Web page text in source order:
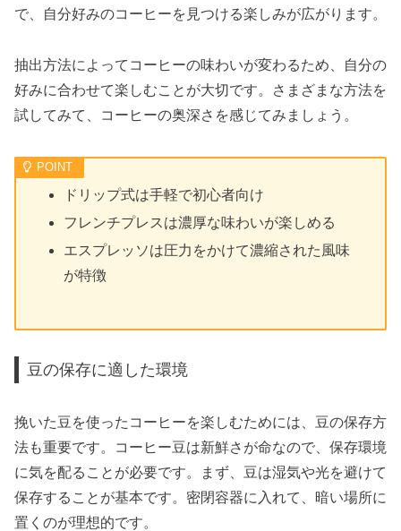
で、自分好みのコーヒーを見つける楽しみが広がります。
抽出方法によってコーヒーの味わいが変わるため、自分の
好みに合わせて楽しむことが大切です。さまざまな方法を
試してみて、コーヒーの奥深さを感じてみましょう。
ドリップ式は手軽で初心者向け
フレンチプレスは濃厚な味わいが楽しめる
エスプレッソは圧力をかけて濃縮された風味
が特徴
豆の保存に適した環境
挽いた豆を使ったコーヒーを楽しむためには、豆の保存方
法も重要です。コーヒー豆は新鮮さが命なので、保存環境
に気を配ることが必要です。まず、豆は湿気や光を避けて
保存することが基本です。密閉容器に入れて、暗い場所に
置くのが理想的です。